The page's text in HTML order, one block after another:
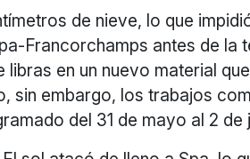
de nieve, lo que
Francorchamps antes de la
en un nuevo material
sin embargo, los trabajos
del 31 de mayo al 2 de